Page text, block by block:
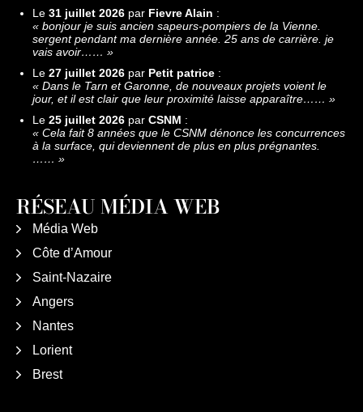
Le 31 juillet 2026 par Fievre Alain :
« bonjour je suis ancien sapeurs-pompiers de la Vienne.
sergent pendant ma dernière année. 25 ans de carrière. je
vais avoir…… »
Le 27 juillet 2026 par Petit patrice :
« Dans le Tarn et Garonne, de nouveaux projets voient le
jour, et il est clair que leur proximité laisse apparaître…… »
Le 25 juillet 2026 par CSNM :
« Cela fait 8 années que le CSNM dénonce les concurrences
à la surface, qui deviennent de plus en plus prégnantes.
…… »
RÉSEAU MÉDIA WEB
Média Web
Côte d’Amour
Saint-Nazaire
Angers
Nantes
Lorient
Brest